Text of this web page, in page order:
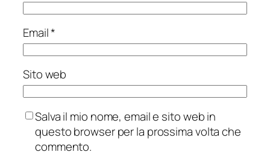
Email*
Sito web
Salva il mio nome, email e sito web in
questo browser per la prossima volta che
commento.